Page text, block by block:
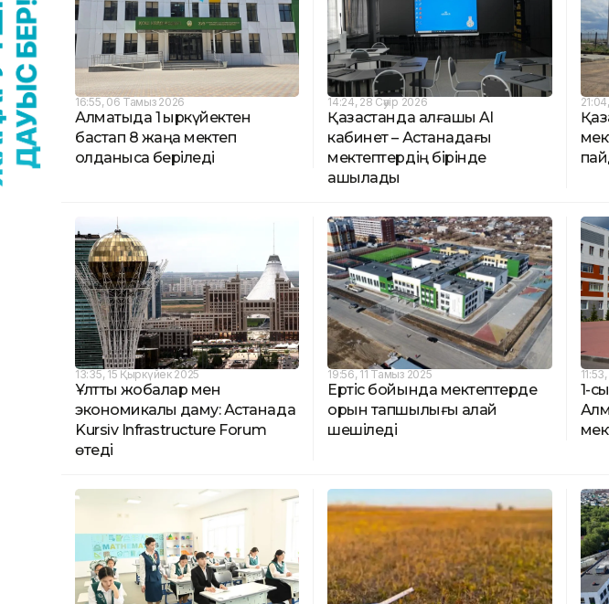
16:55, 06 Тамыз 2026
Алматыда 1 қыркүйектен
бастап 8 жаңа мектеп
қолданысқа беріледі
14:24, 28 Сәуір 2026
Қазақстанда алғашқы AI
кабинет – Астанадағы
мектептердің бірінде
ашылады
13:35, 15 Қыркүйек 2025
Ұлттық жобалар мен
экономикалық даму: Астанада
Kursiv Infrastructure Forum
өтеді
19:56, 11 Тамыз 2025
Ертіс бойында мектептерде
орын тапшылығы қалай
шешіледі
1-